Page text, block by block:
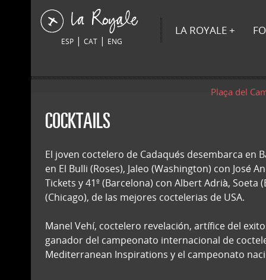
ESP| CAT| ENG
LA ROYALE
Plaça del
COCKTAILS
El joven coctelero de Cadaqués desembarca en
en El Bulli (Roses), Jaleo (Washington) con José
Tickets y 41º (Barcelona) con Albert Adrià, Soeta
(Chicago), de las mejores coctelerias de USA.
Manel Vehí, coctelero revelación, artífice del
ganador del campeonato internacional de
Mediterranean Inspirations y el campeonato